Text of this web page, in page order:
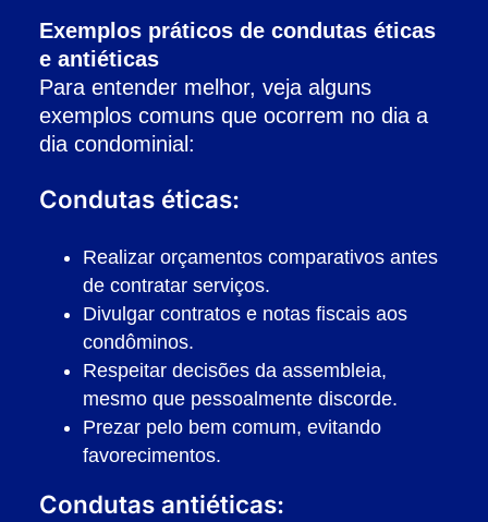
Exemplos práticos de condutas éticas
e antiéticas
Para entender melhor, veja alguns
exemplos comuns que ocorrem no dia a
dia condominial:
Condutas éticas:
Realizar orçamentos comparativos antes
de contratar serviços.
Divulgar contratos e notas fiscais aos
condôminos.
Respeitar decisões da assembleia,
mesmo que pessoalmente discorde.
Prezar pelo bem comum, evitando
favorecimentos.
Condutas antiéticas: